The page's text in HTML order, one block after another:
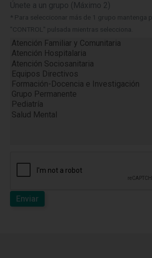
Únete a un grupo (Máximo 2)
* Para selecciconar más de 1 grupo mantenga
"CONTROL" pulsada mientras selecciona.
Enviar